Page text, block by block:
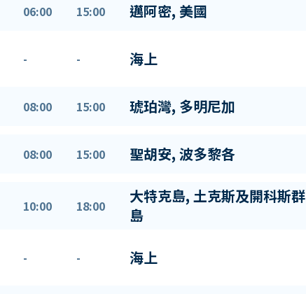
06:00 15:00 邁阿密, 美國
- - 海上
08:00 15:00 琥珀灣, 多明尼加
08:00 15:00 聖胡安, 波多黎各
10:00 18:00
大特克島, 土克斯及開科斯群
島
- - 海上